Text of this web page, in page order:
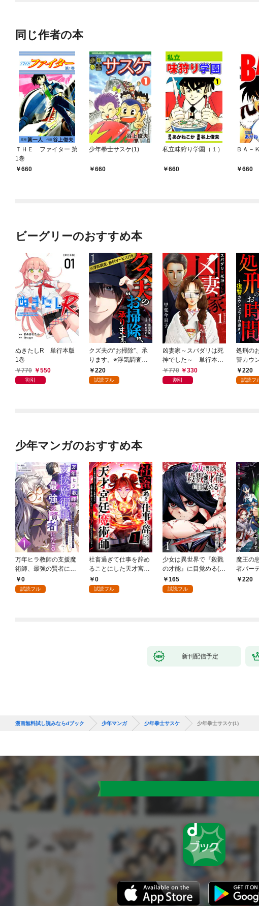
同じ作者の本
ＴＨＥ ファイター 第
1巻
660
少年拳士サスケ(1)
660
私立味狩り学園（１）
660
ＢＡ－
660
ビーグリーのおすすめ本
ぬきたしR 単行本版
1巻
770
550
割引
クズ夫の“お掃除”、承
ります。※浮気調査、
無料サービス付き 1巻
220
試読フル
凶妻家～スパダリは死
神でした～ 単行本版
1巻770 330
割引
処刑の
讐カウ
～ 1巻
220
試読フ
少年マンガのおすすめ本
万年ヒラ教師の支援魔
術師、最強の賢者にな
る～不人気の支援魔術
師は給料泥棒だと魔術
0
試読フル
社畜過ぎて仕事を辞め
ることにした天才宮廷
魔術師～辺境の地でス
ローライフを夢見る
0
試読フル
少女は異世界で『殺戮
の才能』に目覚める(話
売り) #1
165
試読フル
魔王の
者パー
やって
220
新刊配信予定
漫画無料試し読みならdブック 少年マンガ 少年拳士サスケ 少年拳士サスケ(1)